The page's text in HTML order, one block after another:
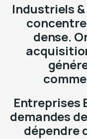
Industriels &
dense.
Entreprises
demandes
dépendre